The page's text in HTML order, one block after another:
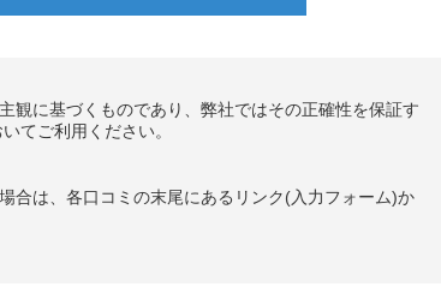
観に基づくものであり、弊社ではその正確性を保証す
てご利用ください。
合は、各口コミの末尾にあるリンク(入力フォーム)か